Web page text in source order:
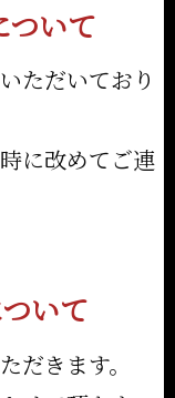
いて
ただいており
に改めてご連
いて
だきます。